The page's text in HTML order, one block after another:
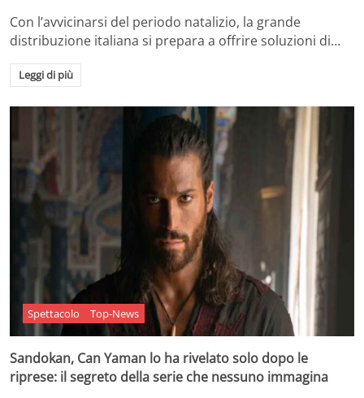
Con l’avvicinarsi del periodo natalizio, la grande
distribuzione italiana si prepara a offrire soluzioni di…
Leggi di più
Spettacolo Top-News
Sandokan, Can Yaman lo ha rivelato solo dopo le
riprese: il segreto della serie che nessuno immagina